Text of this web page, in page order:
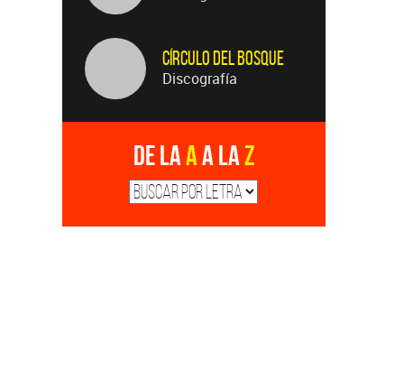
Círculo Del Bosque
Discografía
De laAa laZ